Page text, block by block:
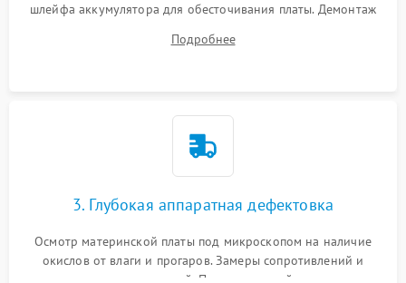
шлейфа аккумулятора для обесточивания платы. Демонтаж
высохшей термопасты с кристаллов чипов.
Подробнее
3. Глубокая аппаратная дефектовка
Осмотр материнской платы под микроскопом на наличие
окислов от влаги и прогаров. Замеры сопротивлений и
дежурных напряжений. Проверка цепей питания,